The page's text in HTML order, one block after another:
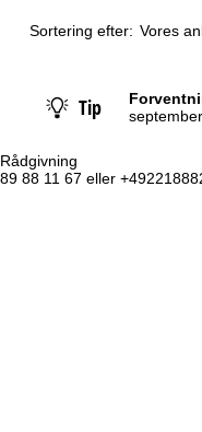
Rådgivning
89 88 11 67 eller
Sortering efter: Vores
Tip
september